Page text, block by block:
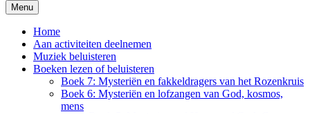
Menu
Home
Aan activiteiten deelnemen
Muziek beluisteren
Boeken lezen of beluisteren
Boek 7: Mysteriën en fakkeldragers van het Rozenkruis
Boek 6: Mysteriën en lofzangen van God, kosmos,
mens